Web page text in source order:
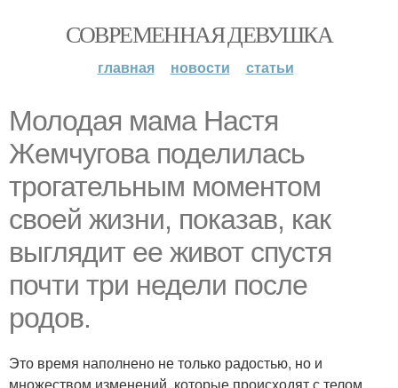
СОВРЕМЕННАЯ ДЕВУШКА
главная новости статьи
Молодая мама Настя
Жемчугова поделилась
трогательным моментом
своей жизни, показав, как
выглядит ее живот спустя
почти три недели после
родов.
Это время наполнено не только радостью, но и